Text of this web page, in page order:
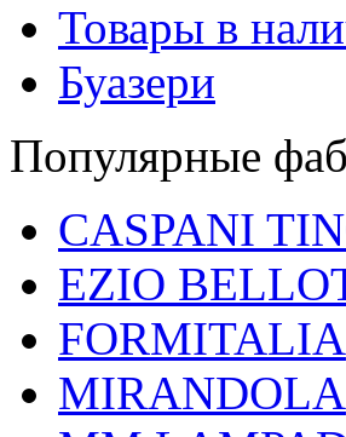
Товары в
Буазери
Популярные
CASPANI
EZIO
FORMITALIA
MIRANDOLA